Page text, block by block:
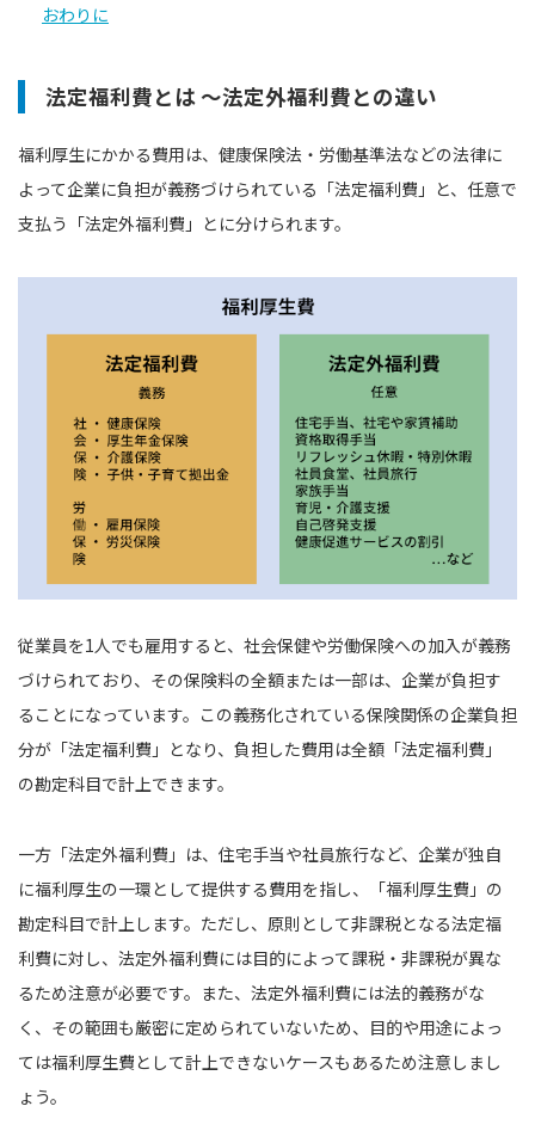
おわりに
法定福利費とは 〜法定外福利費との違い
福利厚生にかかる費用は、健康保険法・労働基準法などの法律に
よって企業に負担が義務づけられている「法定福利費」と、任意で
支払う「法定外福利費」とに分けられます。
従業員を1人でも雇用すると、社会保健や労働保険への加入が義務
づけられており、その保険料の全額または一部は、企業が負担す
ることになっています。この義務化されている保険関係の企業負担
分が「法定福利費」となり、負担した費用は全額「法定福利費」
の勘定科目で計上できます。
一方「法定外福利費」は、住宅手当や社員旅行など、企業が独自
に福利厚生の一環として提供する費用を指し、「福利厚生費」の
勘定科目で計上します。ただし、原則として非課税となる法定福
利費に対し、法定外福利費には目的によって課税・非課税が異な
るため注意が必要です。また、法定外福利費には法的義務がな
く、その範囲も厳密に定められていないため、目的や用途によっ
ては福利厚生費として計上できないケースもあるため注意しまし
ょう。